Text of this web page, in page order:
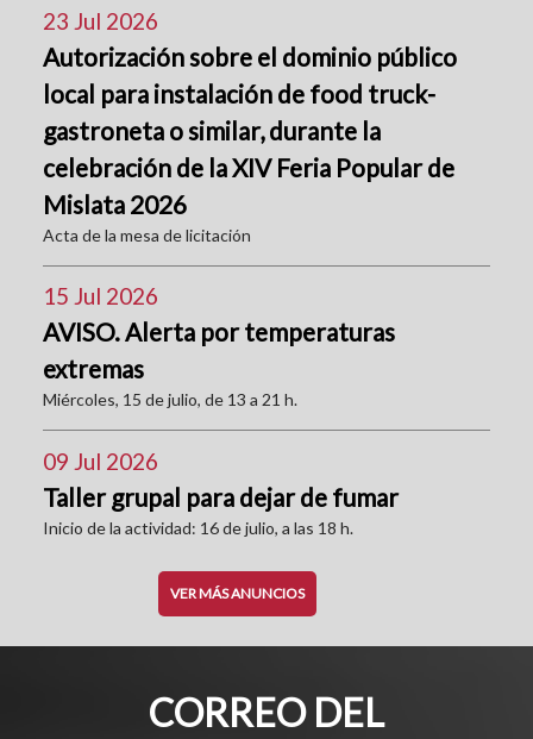
23 Jul 2026
Autorización sobre el dominio público
local para instalación de food truck-
gastroneta o similar, durante la
celebración de la XIV Feria Popular de
Mislata 2026
Acta de la mesa de licitación
15 Jul 2026
AVISO. Alerta por temperaturas
extremas
Miércoles, 15 de julio, de 13 a 21 h.
09 Jul 2026
Taller grupal para dejar de fumar
Inicio de la actividad: 16 de julio, a las 18 h.
VER MÁS ANUNCIOS
CORREO DEL